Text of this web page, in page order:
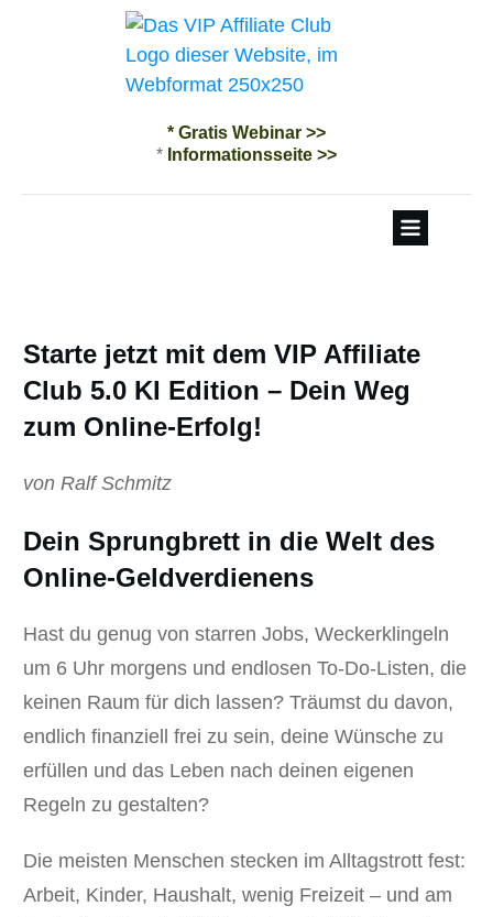
* Gratis Webinar >>
* Informationsseite >>
Starte jetzt mit dem VIP Affiliate
Club 5.0 KI Edition – Dein Weg
zum Online-Erfolg!
von Ralf Schmitz
Dein Sprungbrett in die Welt des
Online-Geldverdienens
Hast du genug von starren Jobs, Weckerklingeln
um 6 Uhr morgens und endlosen To-Do-Listen, die
keinen Raum für dich lassen? Träumst du davon,
endlich finanziell frei zu sein, deine Wünsche zu
erfüllen und das Leben nach deinen eigenen
Regeln zu gestalten?
Die meisten Menschen stecken im Alltagstrott fest:
Arbeit, Kinder, Haushalt, wenig Freizeit – und am